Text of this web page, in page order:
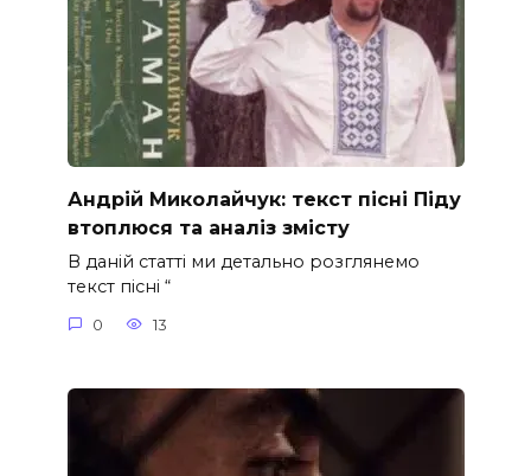
Андрій Миколайчук: текст пісні Піду
втоплюся та аналіз змісту
В даній статті ми детально розглянемо
текст пісні “
0 13